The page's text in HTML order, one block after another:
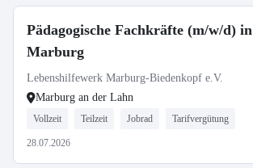
Pädagogische Fachkräfte (m/w/d) in
Marburg
Lebenshilfewerk Marburg-Biedenkopf e.V.
Marburg an der Lahn
Vollzeit Teilzeit Jobrad Tarifvergütung
28.07.2026